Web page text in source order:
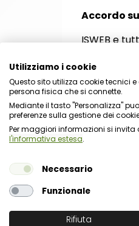
Accordo
ISWEB e
Utilizziamo i cookie
Questo sito utilizza cookie tecnici
persona fisica che si connette.
Mediante il tasto "Personalizza"
preferenze sulla gestione dei
Per maggiori informazioni si invita
l'informativa estesa.
Necessario
Funzionale
Rifiuta